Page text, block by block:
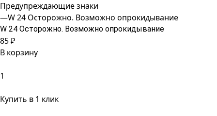
Предупреждающие знаки
—W 24 Осторожно. Возможно опрокидывание
W 24 Осторожно. Возможно опрокидывание
85 ₽
В корзину
Купить в 1 клик